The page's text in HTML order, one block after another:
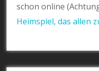
schon online
Heimspiel, das allen